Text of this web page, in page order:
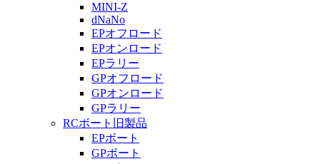
MINI-Z
dNaNo
EPオフロード
EPオンロード
EPラリー
GPオフロード
GPオンロード
GPラリー
RCボート旧製品
EPボート
GPボート